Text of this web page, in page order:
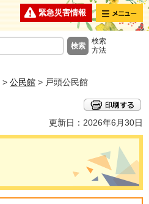
緊急災害情報 メニュー
検索
方法
> 公民館 > 戸頭公民館
更新日：2026年6月30日